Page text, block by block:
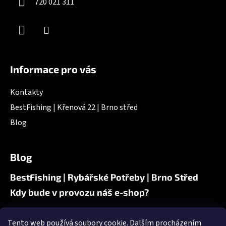
Tento web používá soubory cookie. Dalším procházením
Informace pro vás
Kontakty
BestFishing | Křenová 22 | Brno střed
Blog
Blog
BestFishing | Rybářské Potřeby | Brno Střed
Kdy bude v provozu náš e-shop?